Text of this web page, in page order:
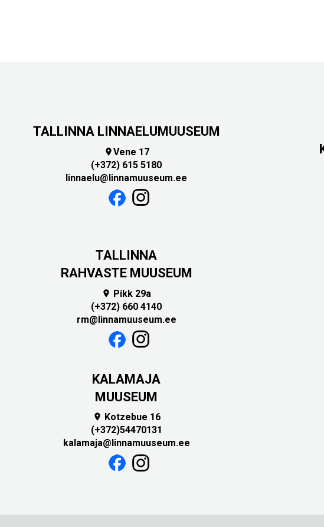
TALLINNA LINNAELUMUUSEUM
Vene 17
(+372) 615 5180
linnaelu@linnamuuseum.ee
TALLINNA
RAHVASTE MUUSEUM
 Pikk 29a
(+372) 660 4140
rm@linnamuuseum.ee
KALAMAJA
MUUSEUM

Kotzebue 16
(+372)54470131
kalamaja@linnamuuseum.ee